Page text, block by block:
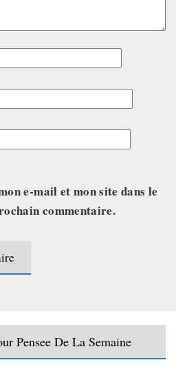
e-mail et mon site dans le
commentaire.
Pensee De La Semaine